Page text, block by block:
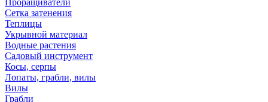
Проращиватели
Сетка затенения
Теплицы
Укрывной материал
Водные растения
Садовый инструмент
Косы, серпы
Лопаты, грабли, вилы
Вилы
Грабли